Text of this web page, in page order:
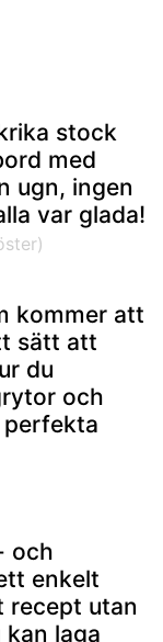
stock
med
ugn, ingen
var glada!
kommer att
sätt att
du
och
perfekta
och
enkelt
recept utan
kan laga